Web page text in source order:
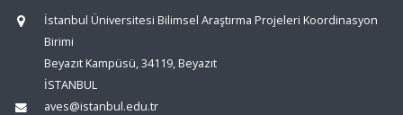
İstanbul Üniversitesi Bilimsel Araştırma Projeleri Koordinasyon
Birimi
Beyazıt Kampüsü, 34119, Beyazıt
İSTANBUL
aves@istanbul.edu.tr